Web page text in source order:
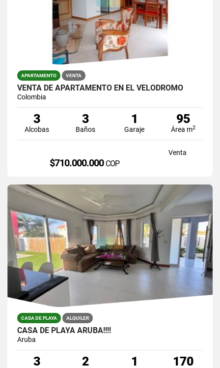
APARTAMENTO VENTA
VENTA DE APARTAMENTO EN EL VELODROMO
Colombia
3
Alcobas
3
Baños
1
Garaje
95
Área m2
Venta
$710.000.000 COP
CASA DE PLAYA ALQUILER
CASA DE PLAYA ARUBA!!!!
Aruba
3 2 1 170